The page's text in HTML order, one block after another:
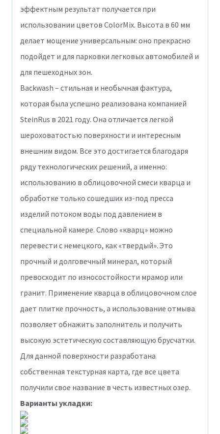
эффектным результат получается при
использовании цветов ColorMix. Высота в 60 мм
делает мощение универсальным: оно прекрасно
подойдет и для парковки легковых автомобилей и
для пешеходных зон.
Backwash – стильная и необычная фактура,
которая была успешно реализована компанией
SteinRus в 2021 году. Она отличается легкой
шероховатостью поверхности и интересным
внешним видом. Все это достигается благодаря
ряду технологических решений, а именно:
использованию в облицовочной смеси кварца и
обработке только сошедших из-под пресса
изделий потоком воды под давлением в
специальной камере. Слово «кварц» можно
перевести с немецкого, как «твердый». Это
прочный и долговечный минерал, который
превосходит по износостойкости мрамор или
гранит. Применение кварца в облицовочном слое
дает плитке прочность, а использование отмыва
позволяет обнажить заполнитель и получить
высокую эстетическую составляющую брусчатки.
Для данной поверхности разработана
собственная текстурная карта, где все цвета
получили свое название в честь известных озер.
Варианты укладки: